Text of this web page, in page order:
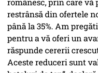
românesc, prin care vă
restrânsă din ofertele
până la 35%. Am
pentru a vă oferi un
răspunde cererii
Aceste reduceri sunt